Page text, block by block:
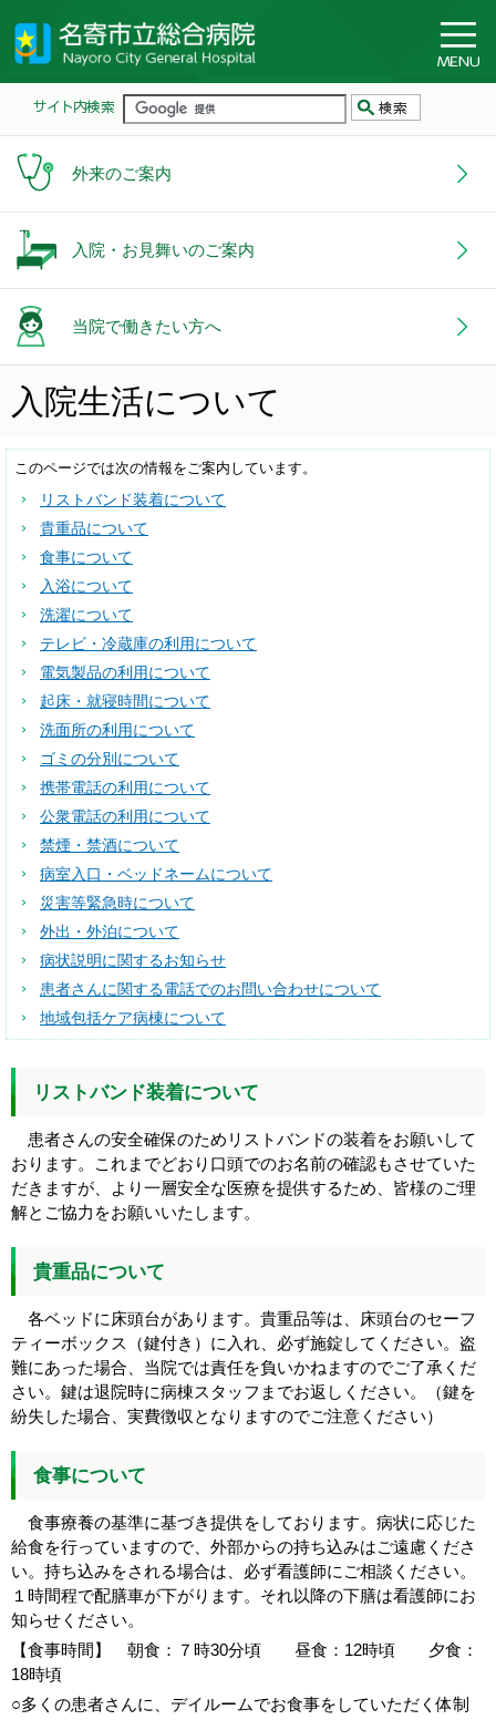
外来のご案内
入院・お見舞いのご案内
当院で働きたい方へ
入院生活について
このページでは次の情報をご案内しています。
リストバンド装着について
貴重品について
食事について
入浴について
洗濯について
テレビ・冷蔵庫の利用について
電気製品の利用について
起床・就寝時間について
洗面所の利用について
ゴミの分別について
携帯電話の利用について
公衆電話の利用について
禁煙・禁酒について
病室入口・ベッドネームについて
災害等緊急時について
外出・外泊について
病状説明に関するお知らせ
患者さんに関する電話でのお問い合わせについて
地域包括ケア病棟について
リストバンド装着について
患者さんの安全確保のためリストバンドの装着をお願いして
おります。これまでどおり口頭でのお名前の確認もさせていた
だきますが、より一層安全な医療を提供するため、皆様のご理
解とご協力をお願いいたします。
貴重品について
各ベッドに床頭台があります。貴重品等は、床頭台のセーフ
ティーボックス（鍵付き）に入れ、必ず施錠してください。盗
難にあった場合、当院では責任を負いかねますのでご了承くだ
さい。鍵は退院時に病棟スタッフまでお返しください。（鍵を
紛失した場合、実費徴収となりますのでご注意ください）
食事について
食事療養の基準に基づき提供をしております。病状に応じた
給食を行っていますので、外部からの持ち込みはご遠慮くださ
い。持ち込みをされる場合は、必ず看護師にご相談ください。
１時間程で配膳車が下がります。それ以降の下膳は看護師にお
知らせください。
【食事時間】 朝食：７時30分頃 昼食：12時頃 夕食：
18時頃
○多くの患者さんに、デイルームでお食事をしていただく体制